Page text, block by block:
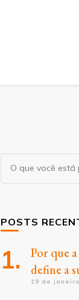
Procurando
algo?
POSTS
Por que
define a
19 de